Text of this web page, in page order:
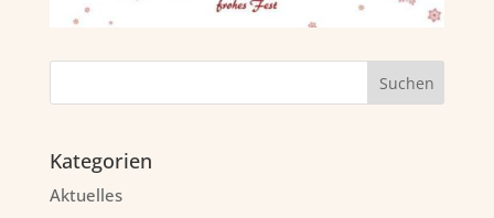
Kategorien
Aktuelles